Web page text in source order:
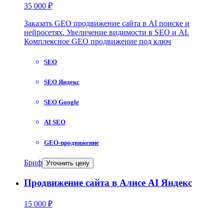
35 000 ₽
Заказать GEO продвижение сайта в AI поиске и
нейросетях. Увеличение видимости в SEO и AI.
Комплексное GEO продвижение под ключ
SEO
SEO Яндекс
SEO Google
AI SEO
GEO-продвижение
Бриф Уточнить цену
Продвижение сайта в Алисе AI Яндекс
15 000 ₽